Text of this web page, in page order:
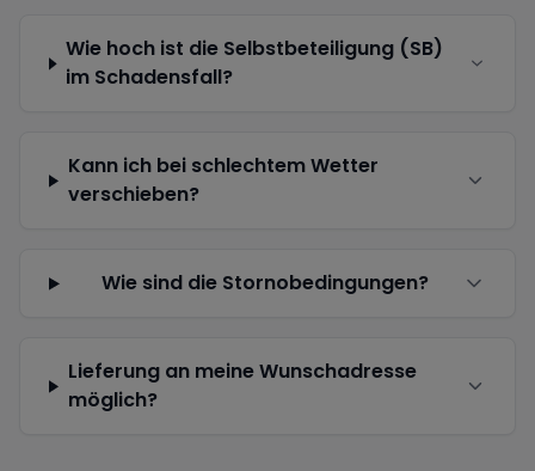
Wie hoch ist die Selbstbeteiligung (SB)
im Schadensfall?
Kann ich bei schlechtem Wetter
verschieben?
Wie sind die Stornobedingungen?
Lieferung an meine Wunschadresse
möglich?